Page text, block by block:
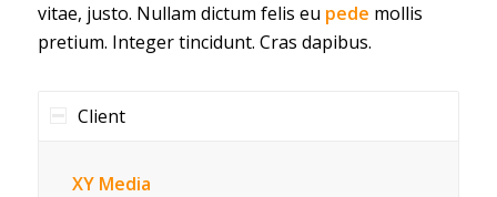
vitae, justo. Nullam dictum felis eu pede mollis
pretium. Integer tincidunt. Cras dapibus.
Client
XY Media